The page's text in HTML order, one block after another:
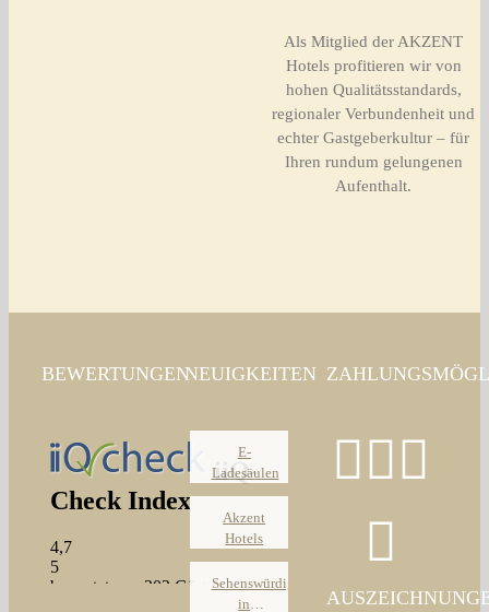
Als Mitglied der AKZENT
Hotels profitieren wir von
hohen Qualitätsstandards,
regionaler Verbundenheit und
echter Gastgeberkultur – für
Ihren rundum gelungenen
Aufenthalt.
BEWERTUNGENNEUIGKEITEN
E-
Ladesäulen
Akzent
Hotels
Sehenswürdigkeiten
in